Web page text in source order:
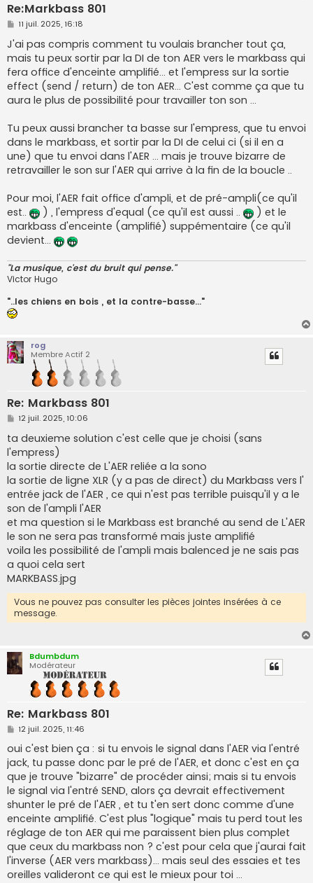
Re:Markbass 801
M
s
s
a
g
e
11 juil. 2025, 16:18
J'ai pas compris comment tu voulais brancher tout ça,
mais tu peux sortir par la DI de ton AER vers le markbass qui
fera office d'enceinte amplifié... et l'empress sur la sortie
effect (send / return) de ton AER... C'est comme ça que tu
aura le plus de possibilité pour travailler ton son ...
Tu peux aussi brancher ta basse sur l'empress, que tu envoi
dans le markbass, et sortir par la DI de celui ci (si il en a
une) que tu envoi dans l'AER ... mais je trouve bizarre de
retravailler le son sur l'AER qui arrive à la fin de la boucle ..
Pour moi, l'AER fait office d'ampli, et de pré-ampli(ce qu'il
est..
) , l'empress d'equal (ce qu'il est aussi ..
) et le
markbass d'enceinte (amplifié) suppémentaire (ce qu'il
devient...
"La musique, c'est du bruit qui pense."
Victor Hugo
"..les chiens en bois , et la contre-basse..."
rog
Membre Actif 2
Re: Markbass 801
M
s
s
a
g
e
12 juil. 2025, 10:06
ta deuxieme solution c'est celle que je choisi (sans
l'empress)
la sortie directe de L'AER reliée a la sono
la sortie de ligne XLR (y a pas de direct) du Markbass vers l'
entrée jack de l'AER , ce qui n'est pas terrible puisqu'il y a le
son de l'ampli l'AER
et ma question si le Markbass est branché au send de L'AER
le son ne sera pas transformé mais juste amplifié
voila les possibilité de l'ampli mais balenced je ne sais pas
a quoi cela sert
MARKBASS.jpg
Vous ne pouvez pas consulter les pièces jointes insérées à ce
message.
Bdumbdum
Modérateur
Re: Markbass 801
M
s
s
a
g
e
12 juil. 2025, 11:46
oui c'est bien ça : si tu envois le signal dans l'AER via l'entré
jack, tu passe donc par le pré de l'AER, et donc c'est en ça
que je trouve "bizarre" de procéder ainsi; mais si tu envois
le signal via l'entré SEND, alors ça devrait effectivement
shunter le pré de l'AER , et tu t'en sert donc comme d'une
enceinte amplifié. C'est plus "logique" mais tu perd tout les
réglage de ton AER qui me paraissent bien plus complet
que ceux du markbass non ? c'est pour cela que j'aurai fait
l'inverse (AER vers markbass)... mais seul des essaies et tes
oreilles valideront ce qui est le mieux pour toi ...